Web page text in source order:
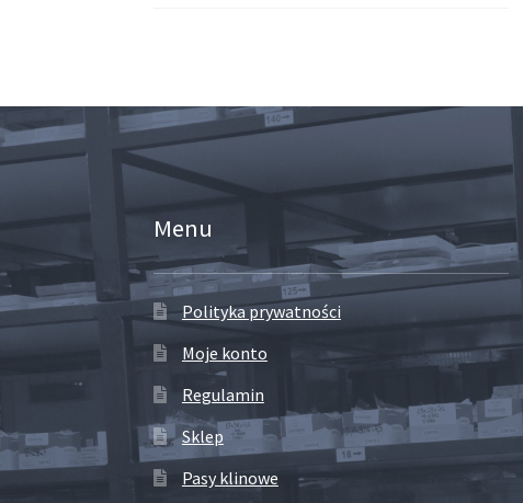
Menu
Polityka prywatności
Moje konto
Regulamin
Sklep
Pasy klinowe